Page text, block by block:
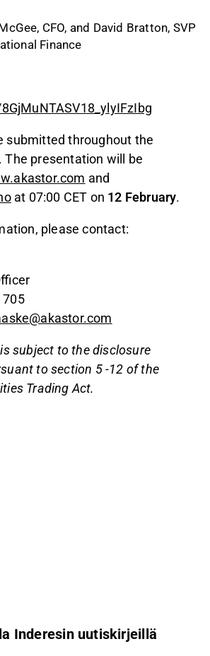
CFO, and David Bratton, SVP
Finance
submitted throughout the
The presentation will be
and
at 07:00 CET on 12 February.
please contact:
705
subject to the disclosure
to section 5 -12 of the
Trading Act.
Inderesin uutiskirjeillä